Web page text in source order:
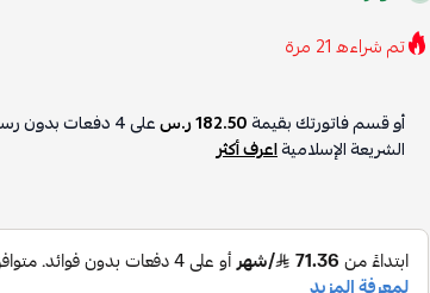
تم شراءه21 مرة
أو قسم فاتورتك بقيمة182.50 ر.س على4دفعات بدون
الشريعة الإسلاميةاعرف أكثر